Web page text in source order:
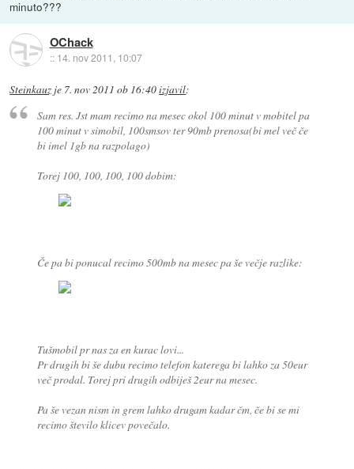
minuto???
OChack
:: 14. nov 2011, 10:07
Steinkauz je 7. nov 2011 ob 16:40izjavil:
Sam res. Jst mam recimo na mesec okol 100 minut v mobitel pa
100 minut v simobil, 100smsov ter 90mb prenosa(bi mel več če
bi imel 1gb na razpolago)
Torej 100, 100, 100, 100 dobim:
Če pa bi ponucal recimo 500mb na mesec pa še večje razlike:
Tušmobil pr nas za en kurac lovi...
Pr drugih bi še dubu recimo telefon katerega bi lahko za 50eur
več prodal. Torej pri drugih odbiješ 2eur na mesec.
Pa še vezan nism in grem lahko drugam kadar čm, če bi se mi
recimo število klicev povečalo.